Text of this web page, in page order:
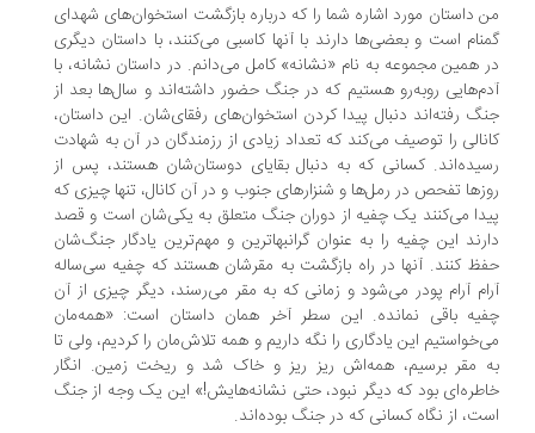
داستان مورد اشاره شما را که درباره بازگشت استخوان‌های شهدای
است و بعضی‌ها دارند با آنها کاسبی می‌کنند، با داستان دیگری
همین مجموعه به نام «نشانه» کامل می‌دانم. در داستان نشانه، با
روبه‌رو هستیم که در جنگ حضور داشته‌اند و سال‌ها بعد از
رفته‌اند دنبال پیدا کردن استخوان‌های رفقای‌شان. این داستان،
را توصیف می‌کند که تعداد زیادی از رزمندگان در آن به شهادت
کسانی که به دنبال بقایای دوستان‌شان هستند، پس از
تفحص‌ در رمل‌ها و شنزارهای جنوب و در آن کانال، تنها چیزی که
می‌کنند یک چفیه از دوران جنگ‌ متعلق به یکی‌شان است و قصد
این چفیه را به عنوان گرانبهاترین و مهم‌ترین یادگار جنگ‌شان
کنند. آنها در راه بازگشت به مقرشان هستند که چفیه سی‌ساله
‌آرام پودر می‌شود و زمانی که به مقر می‌رسند، دیگر چیزی از آن
باقی‌ نمانده. این سطر آخر همان داستان است: «همه‌مان
این یادگاری را نگه داریم و همه تلاش‌مان را کردیم، ولی تا
مقر برسیم، همه‌اش ریز ریز و خاک شد و ریخت زمین. انگار
بود که دیگر نبود، حتی نشانه‌هایش!» این یک وجه از جنگ
از نگاه کسانی که در جنگ بوده‌اند.